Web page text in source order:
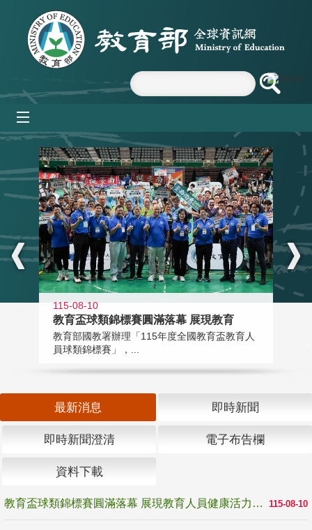
跳到主要內容區塊
:::
115-08-10
教育盃球類錦標賽圓滿落幕 展現教育
教育部國教署辦理「115年度全國教育盃教育人
員球類錦標賽」，...
最新消息 即時新聞
即時新聞澄清 電子布告欄
資料下載
115-08-10
教育盃球類錦標賽圓滿落幕 展現教育人員健康活力與團隊精神